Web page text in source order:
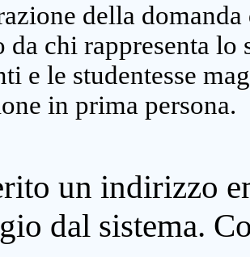
della
da chi rappresenta lo
e le studentesse
in prima persona.
un indirizzo
dal sistema.